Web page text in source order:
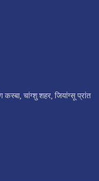
कस्बा, चांग्शु शहर, जियांग्सू प्रांत